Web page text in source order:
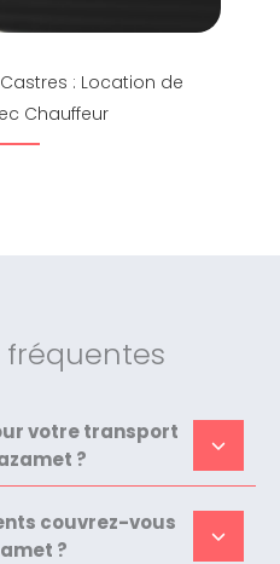
: Location de
Chauffeur
votre transport
?
couvrez-vous
?